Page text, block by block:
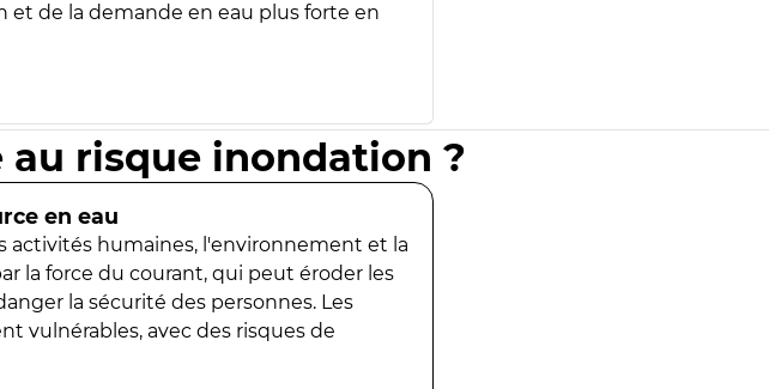
de la demande en eau plus forte en
risque inondation ?
en eau
activités humaines, l'environnement et la
la force du courant, qui peut éroder les
la sécurité des personnes. Les
vulnérables, avec des risques de